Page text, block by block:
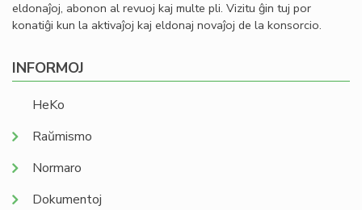
eldonaĵoj, abonon al revuoj kaj multe pli. Vizitu ĝin tuj por
konatiĝi kun la aktivaĵoj kaj eldonaj novaĵoj de la konsorcio.
INFORMOJ
HeKo
Raŭmismo
Normaro
Dokumentoj